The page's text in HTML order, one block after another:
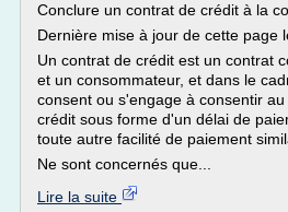
Conclure un contrat de crédit à la
Dernière mise à jour de cette page
Un contrat de crédit est un contrat
et un consommateur, et dans le
consent ou s'engage à consentir
crédit sous forme d'un délai de
toute autre facilité de paiement
Ne sont concernés que...
Lire la suite